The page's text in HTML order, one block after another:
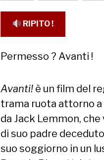
RIPITO !
Permesso ? Avanti !
Avanti! è un film del
trama ruota attorno
da Jack Lemmon,
di suo padre
suo soggiorno in un